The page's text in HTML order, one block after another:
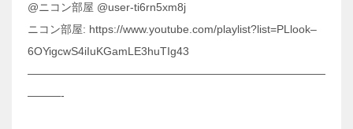
@ニコン部屋 ‎@user-ti6rn5xm8j
ニコン部屋: https://www.youtube.com/playlist?list=PLlook–
6OYigcwS4iIuKGamLE3huTIg43
———————————————————————————
———-